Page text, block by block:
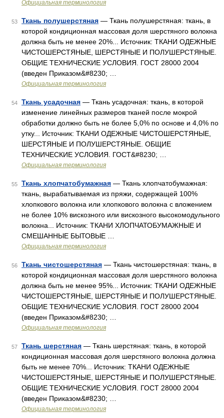
Официальная терминология
53 Ткань полушерстяная — Ткань полушерстяная: ткань, в
которой кондиционная массовая доля шерстяного волокна
должна быть не менее 20%... Источник: ТКАНИ ОДЕЖНЫЕ
ЧИСТОШЕРСТЯНЫЕ, ШЕРСТЯНЫЕ И ПОЛУШЕРСТЯНЫЕ.
ОБЩИЕ ТЕХНИЧЕСКИЕ УСЛОВИЯ. ГОСТ 28000 2004
(введен Приказом&#8230; …
Официальная терминология
54 Ткань усадочная — Ткань усадочная: ткань, в которой
изменение линейных размеров тканей после мокрой
обработки должно быть не более 5,0% по основе и 4,0% по
утку... Источник: ТКАНИ ОДЕЖНЫЕ ЧИСТОШЕРСТЯНЫЕ,
ШЕРСТЯНЫЕ И ПОЛУШЕРСТЯНЫЕ. ОБЩИЕ
ТЕХНИЧЕСКИЕ УСЛОВИЯ. ГОСТ&#8230; …
Официальная терминология
55 Ткань хлопчатобумажная — Ткань хлопчатобумажная:
ткань, вырабатываемая из пряжи, содержащей 100%
хлопкового волокна или хлопкового волокна с вложением
не более 10% вискозного или вискозного высокомодульного
волокна... Источник: ТКАНИ ХЛОПЧАТОБУМАЖНЫЕ И
СМЕШАННЫЕ БЫТОВЫЕ …
Официальная терминология
56 Ткань чистошерстяная — Ткань чистошерстяная: ткань, в
которой кондиционная массовая доля шерстяного волокна
должна быть не менее 95%... Источник: ТКАНИ ОДЕЖНЫЕ
ЧИСТОШЕРСТЯНЫЕ, ШЕРСТЯНЫЕ И ПОЛУШЕРСТЯНЫЕ.
ОБЩИЕ ТЕХНИЧЕСКИЕ УСЛОВИЯ. ГОСТ 28000 2004
(введен Приказом&#8230; …
Официальная терминология
57 Ткань шерстяная — Ткань шерстяная: ткань, в которой
кондиционная массовая доля шерстяного волокна должна
быть не менее 70%... Источник: ТКАНИ ОДЕЖНЫЕ
ЧИСТОШЕРСТЯНЫЕ, ШЕРСТЯНЫЕ И ПОЛУШЕРСТЯНЫЕ.
ОБЩИЕ ТЕХНИЧЕСКИЕ УСЛОВИЯ. ГОСТ 28000 2004
(введен Приказом&#8230; …
Официальная терминология